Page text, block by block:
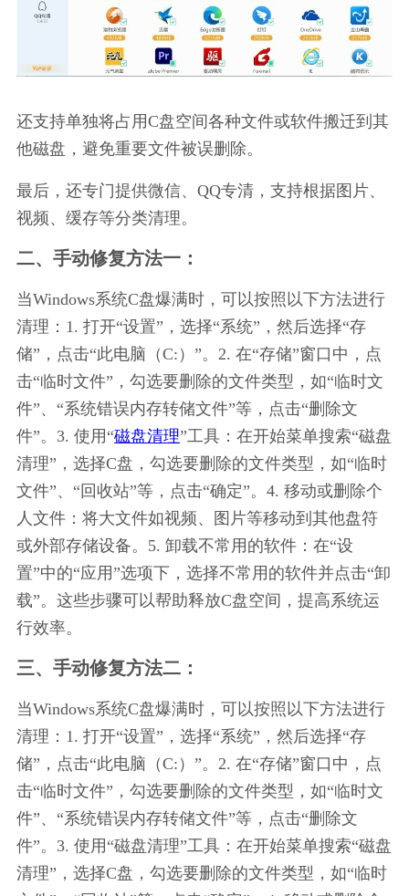
还支持单独将占用C盘空间各种文件或软件搬迁到其
他磁盘，避免重要文件被误删除。
最后，还专门提供微信、QQ专清，支持根据图片、
视频、缓存等分类清理。
二、手动修复方法一：
当Windows系统C盘爆满时，可以按照以下方法进行
清理：1. 打开“设置”，选择“系统”，然后选择“存
储”，点击“此电脑（C:）”。2. 在“存储”窗口中，点
击“临时文件”，勾选要删除的文件类型，如“临时文
件”、“系统错误内存转储文件”等，点击“删除文
件”。3. 使用“磁盘清理”工具：在开始菜单搜索“磁盘
清理”，选择C盘，勾选要删除的文件类型，如“临时
文件”、“回收站”等，点击“确定”。4. 移动或删除个
人文件：将大文件如视频、图片等移动到其他盘符
或外部存储设备。5. 卸载不常用的软件：在“设
置”中的“应用”选项下，选择不常用的软件并点击“卸
载”。这些步骤可以帮助释放C盘空间，提高系统运
行效率。
三、手动修复方法二：
当Windows系统C盘爆满时，可以按照以下方法进行
清理：1. 打开“设置”，选择“系统”，然后选择“存
储”，点击“此电脑（C:）”。2. 在“存储”窗口中，点
击“临时文件”，勾选要删除的文件类型，如“临时文
件”、“系统错误内存转储文件”等，点击“删除文
件”。3. 使用“磁盘清理”工具：在开始菜单搜索“磁盘
清理”，选择C盘，勾选要删除的文件类型，如“临时